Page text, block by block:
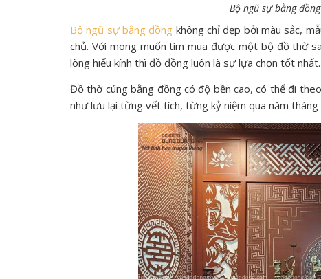
Bộ ngũ sự bằng
Bộ ngũ sự bằng đồng không chỉ đẹp bởi màu sắc,
chủ. Với mong muốn tìm mua được một bộ đồ thờ
lòng hiếu kính thì đồ đồng luôn là sự lựa chọn tốt nhất.
Đồ thờ cúng bằng đồng có độ bền cao, có thể đi
như lưu lại từng vết tích, từng kỷ niệm qua năm